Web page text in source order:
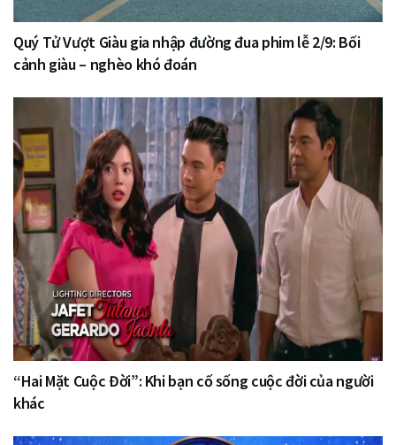
Quý Tử Vượt Giàu gia nhập đường đua phim lễ 2/9: Bối
cảnh giàu – nghèo khó đoán
“Hai Mặt Cuộc Đời”: Khi bạn cố sống cuộc đời của người
khác